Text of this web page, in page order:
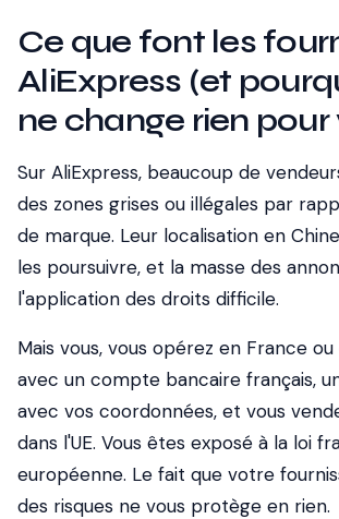
Ce que font les
AliExpress (et
ne change rien pour
Sur AliExpress, beaucoup de
des zones grises ou illégales par
de marque. Leur localisation en
les poursuivre, et la masse des
l'application des droits difficile.
Mais vous, vous opérez en France
avec un compte bancaire français,
avec vos coordonnées, et vous
dans l'UE. Vous êtes exposé à la loi
européenne. Le fait que votre
des risques ne vous protège en rien.